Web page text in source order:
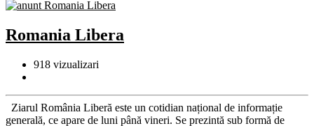
Romania Libera
918 vizualizari
Ziarul România Liberă este un cotidian național de informație
generală, ce apare de luni până vineri. Se prezintă sub formă de